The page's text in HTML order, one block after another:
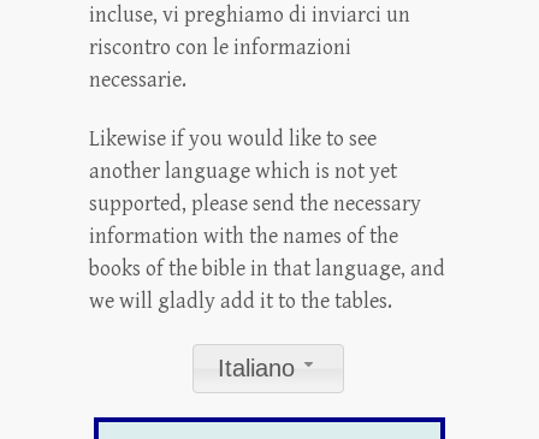
incluse, vi preghiamo di inviarci un
riscontro con le informazioni
necessarie.
Likewise if you would like to see
another language which is not yet
supported, please send the necessary
information with the names of the
books of the bible in that language, and
we will gladly add it to the tables.
Italiano